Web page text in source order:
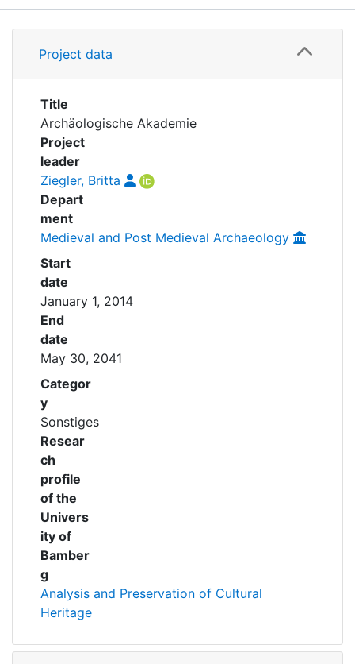
Awards
My FIS
Help
Details
Project data
Title
Archäologische Akademie
Project
leader
Ziegler, Britta
Depart
ment
Medieval and Post Medieval Archaeology
Start
date
January 1, 2014
End
date
May 30, 2041
Categor
y
Sonstiges
Resear
ch
profile
of the
Univers
ity of
Bamber
g
Analysis and Preservation of Cultural
Heritage